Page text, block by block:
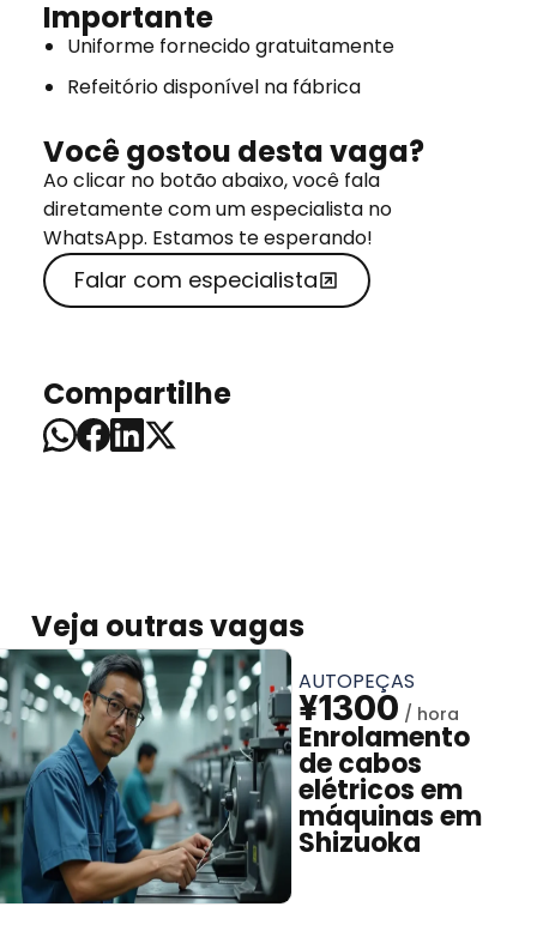
Importante
Uniforme fornecido gratuitamente
Refeitório disponível na fábrica
Você gostou desta vaga?
Ao clicar no botão abaixo, você fala
diretamente com um especialista no
WhatsApp. Estamos te esperando!
Falar com especialista
Compartilhe
Veja outras vagas
AUTOPEÇAS
¥1300
Enrolamento
de cabos
elétricos em
máquinas em
Shizuoka